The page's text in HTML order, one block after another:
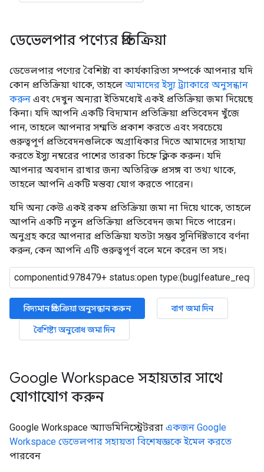
ডেভেলপার পণ্যের প্রতিক্রিয়া
ডেভেলপার পণ্যের বৈশিষ্ট্য বা কার্যকারিতা সম্পর্কে আপনার যদি
কোন প্রতিক্রিয়া থাকে, তাহলে আমাদের ইস্যু ট্র্যাকারে অনুসন্ধান
করুন এবং দেখুন অন্যরা ইতিমধ্যেই একই প্রতিক্রিয়া জমা দিয়েছে
কিনা। যদি আপনি একটি বিদ্যমান প্রতিক্রিয়া প্রতিবেদন খুঁজে
পান, তাহলে আপনার সম্মতি প্রকাশ করতে এবং সবচেয়ে
গুরুত্বপূর্ণ প্রতিবেদনগুলিকে অগ্রাধিকার দিতে আমাদের সাহায্য
করতে ইস্যু নম্বরের পাশের তারকা চিহ্নে ক্লিক করুন। যদি
আপনার অবদান রাখার জন্য অতিরিক্ত প্রসঙ্গ বা তথ্য থাকে,
তাহলে আপনি একটি মন্তব্য যোগ করতে পারেন।
যদি অন্য কেউ একই রকম প্রতিক্রিয়া জমা না দিয়ে থাকে, তাহলে
আপনি একটি নতুন প্রতিক্রিয়া প্রতিবেদন জমা দিতে পারেন।
অনুগ্রহ করে আপনার প্রতিক্রিয়া যতটা সম্ভব সুনির্দিষ্টভাবে বর্ণনা
করুন, কেন আপনি এটি গুরুত্বপূর্ণ বলে মনে করেন তা সহ।
বিদ্যমান প্রতিক্রিয়া অনুসন্ধান করুন
বাগ জমা দিন
বৈশিষ্ট্য অনুরোধ জমা দিন
Google Workspace সহায়তার সাথে
যোগাযোগ করুন
Google Workspace অ্যাডমিনিস্ট্রেটররা একজন Google
Workspace ডেভেলপার সহায়তা বিশেষজ্ঞকে ইমেল করতে
পারবেন